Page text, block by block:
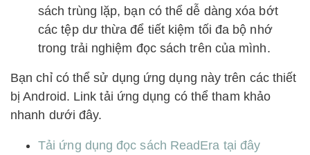
sách trùng lặp, bạn có thể dễ dàng xóa bớt
các tệp dư thừa để tiết kiệm tối đa bộ nhớ
trong trải nghiệm đọc sách trên của mình.
Bạn chỉ có thể sử dụng ứng dụng này trên các thiết
bị Android. Link tải ứng dụng có thể tham khảo
nhanh dưới đây.
Tải ứng dụng đọc sách ReadEra tại đây